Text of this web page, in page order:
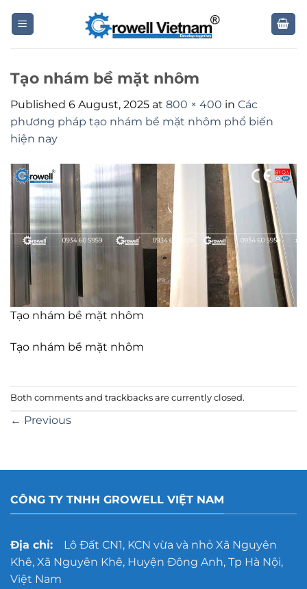
Tạo nhám bề mặt nhôm
Published 6 August, 2025 at 800 × 400 in Các
phương pháp tạo nhám bề mặt nhôm phổ biến
hiện nay
Tạo nhám bề mặt nhôm
Tạo nhám bề mặt nhôm
Both comments and trackbacks are currently closed.
← Previous
CÔNG TY TNHH GROWELL VIỆT NAM
Địa chỉ:Lô Đất CN1, KCN vừa và nhỏ Xã Nguyên
Khê, Xã Nguyên Khê, Huyện Đông Anh, Tp Hà Nội,
Việt Nam